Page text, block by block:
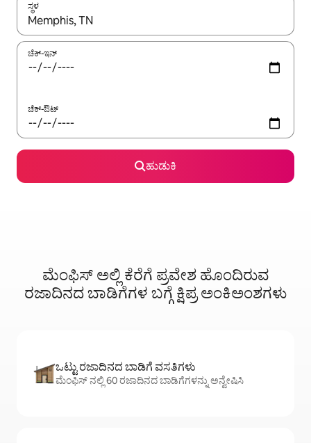
ಸ್ಥಳ
ಫಲಿತಾಂಶಗಳು ಲಭ್ಯವಿರುವಾಗ, ಅಪ್ ಮತ್ತು ಡೌನ್ ಬಾಣದ ಕೀಲಿಗಳೊಂದಿಗೆ
ಚೆಕ್-ಇನ್
ಚೆಕ್-ಔಟ್
ಹುಡುಕಿ
ಮೆಂಫಿಸ್ ಅಲ್ಲಿ ಕೆರೆಗೆ ಪ್ರವೇಶ ಹೊಂದಿರುವ
ರಜಾದಿನದ ಬಾಡಿಗೆಗಳ ಬಗ್ಗೆ ಕ್ಷಿಪ್ರ ಅಂಕಿಅಂಶಗಳು
ಒಟ್ಟು ರಜಾದಿನದ ಬಾಡಿಗೆ ವಸತಿಗಳು
ಮೆಂಫಿಸ್ ನಲ್ಲಿ 60 ರಜಾದಿನದ ಬಾಡಿಗೆಗಳನ್ನು ಅನ್ವೇಷಿಸಿ